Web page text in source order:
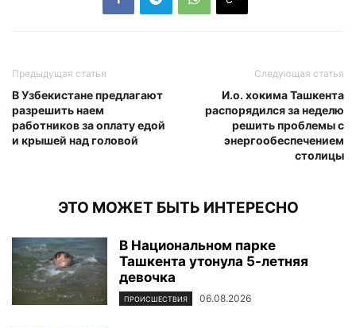
Предыдущая статья
В Узбекистане предлагают
разрешить наем
работников за оплату едой
и крышей над головой
Следующая статья
И.о. хокима Ташкента
распорядился за неделю
решить проблемы с
энергообеспечением
столицы
ЭТО МОЖЕТ БЫТЬ ИНТЕРЕСНО
В Национальном парке
Ташкента утонула 5-летняя
девочка
ПРОИСШЕСТВИЯ 06.08.2026